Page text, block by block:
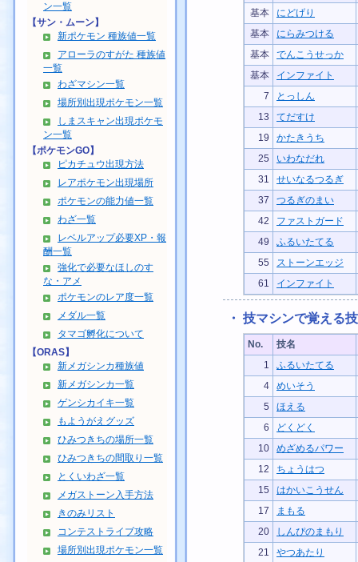
ン一覧
【サン・ムーン】
新ポケモン 種族値一覧
アローラのすがた 種族値
一覧
わざマシン一覧
場所別出現ポケモン一覧
しまスキャン出現ポケモ
ン一覧
【ポケモンGO】
ピカチュウ出現方法
レアポケモン出現場所
ポケモンの能力値一覧
わざ一覧
レベルアップ必要XP・報
酬一覧
強化で必要なほしのす
な・アメ
ポケモンのレア度一覧
メダル一覧
タマゴ孵化について
【ORAS】
新メガシンカ種族値
新メガシンカ一覧
ゲンシカイキ一覧
もようがえグッズ
ひみつきちの場所一覧
ひみつきちの間取り一覧
とくいわざ一覧
メガストーン入手方法
きのみリスト
コンテストライブ攻略
場所別出現ポケモン一覧
基本
にどげり
基本
にらみつける
基本
でんこうせっか
基本
インファイト
7
とっしん
13
てだすけ
19
かたきうち
25
いわなだれ
31
せいなるつるぎ
37
つるぎのまい
42
ファストガード
49
ふるいたてる
55
ストーンエッジ
61
インファイト
・ 技マシンで覚える技
No.
技名
1
ふるいたてる
4
めいそう
5
ほえる
6
どくどく
10
めざめるパワー
12
ちょうはつ
15
はかいこうせん
17
まもる
20
しんぴのまもり
21
やつあたり